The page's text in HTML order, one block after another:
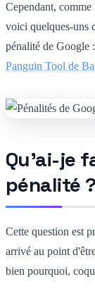
Cependant,
voici quelques-uns
pénalité de Google :
Panguin Tool de
Qu'ai-je
pénalité ?
Cette question est
arrivé au point
bien pourquoi,